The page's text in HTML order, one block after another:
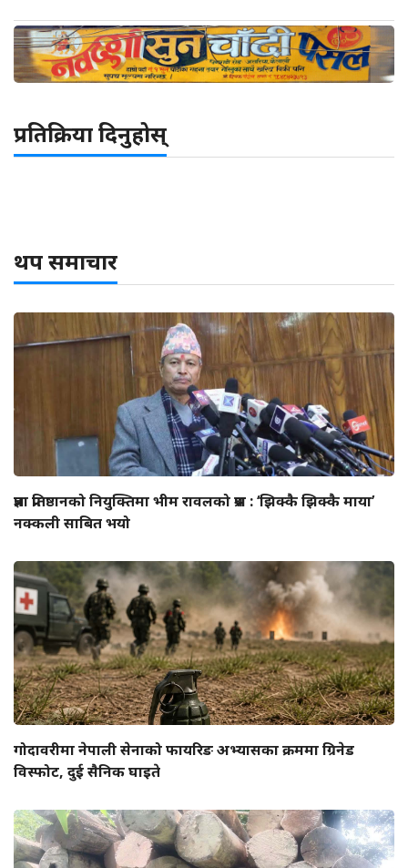
प्रतिक्रिया दिनुहोस्
थप समाचार
प्रज्ञा प्रतिष्ठानको नियुक्तिमा भीम रावलको प्रश्न : ‘झिक्कै झिक्कै माया’
नक्कली साबित भयो
गोदावरीमा नेपाली सेनाको फायरिङ अभ्यासका क्रममा ग्रिनेड
विस्फोट, दुई सैनिक घाइते